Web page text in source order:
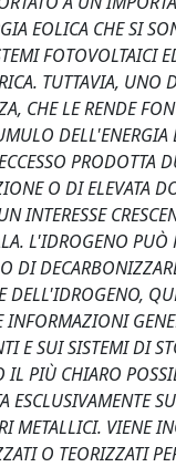
EOLICA CHE SI
FOTOVOLTAICI
TUTTAVIA,
CHE LE RENDE
PRODOTTA
O DI ELEVATA
INTERESSE
L'IDROGENO PUÒ
DELL'IDROGENO,
INFORMAZIONI
E SUI SISTEMI DI
PIÙ CHIARO
ESCLUSIVAMENTE
METALLICI. VIENE
O TEORIZZATI